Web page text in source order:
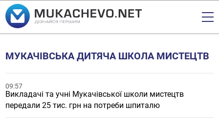
МУКАЧІВСЬКА ДИТЯЧА ШКОЛА МИСТЕЦТВ
09:57
Викладачі та учні Мукачівської школи мистецтв
передали 25 тис. грн на потреби шпиталю